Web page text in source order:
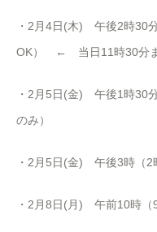
・2月4日(木) 午後2時30
OK） ← 当日11時30分ま
・2月5日(金) 午後1時30
のみ）
・2月5日(金) 午後3時（2
・2月8日(月) 午前10時（